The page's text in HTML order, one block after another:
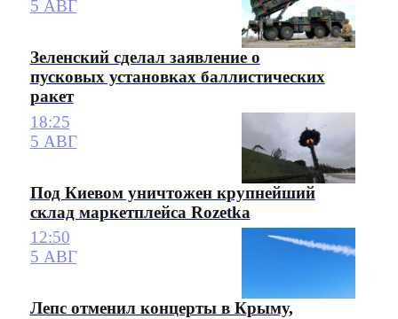
5 АВГ
Зеленский сделал заявление о
пусковых установках баллистических
ракет
18:25
5 АВГ
Под Киевом уничтожен крупнейший
склад маркетплейса Rozetka
12:50
5 АВГ
Лепс отменил концерты в Крыму,